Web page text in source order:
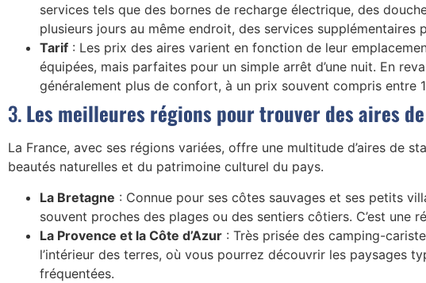
services tels que des bornes de recharge électrique, des
plusieurs jours au même endroit, des services
Tarif : Les prix des aires varient en fonction de leur
équipées, mais parfaites pour un simple arrêt d’une nuit. En
généralement plus de confort, à un prix souvent compris entre
3.Les meilleures régions pour trouver des aires
La France, avec ses régions variées, offre une multitude d’aires de
beautés naturelles et du patrimoine culturel du pays.
La Bretagne : Connue pour ses côtes sauvages et ses petits
souvent proches des plages ou des sentiers côtiers. C’est
La Provence et la Côte d’Azur : Très prisée des camping-
l’intérieur des terres, où vous pourrez découvrir les paysages
fréquentées.